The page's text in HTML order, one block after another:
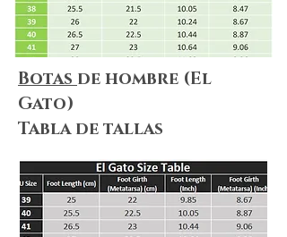
Botas de hombre (El
Gato)
Tabla de tallas